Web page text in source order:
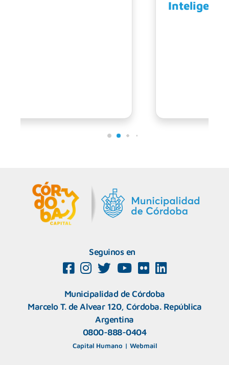
Seguinos en
Municipalidad de Córdoba
Marcelo T. de Alvear 120, Córdoba. República
Argentina
0800-888-0404
Capital Humano | Webmail